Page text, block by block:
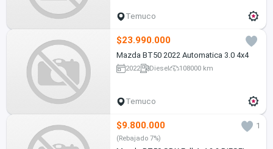
Temuco
$23.990.000
Mazda BT50 2022 Automatica 3.0 4x4
2022 Diesel 108000 km
Temuco
$9.800.000 1
(Rebajado 7%)